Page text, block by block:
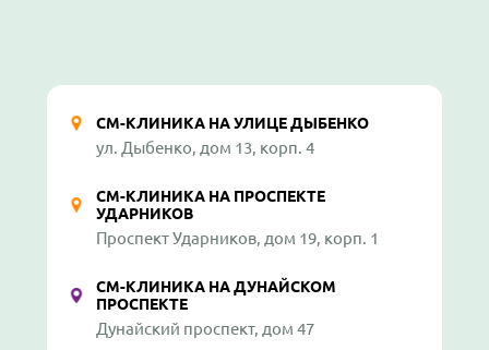
СМ-КЛИНИКА НА УЛИЦЕ ДЫБЕНКО
ул. Дыбенко, дом 13, корп. 4
СМ-КЛИНИКА НА ПРОСПЕКТЕ
УДАРНИКОВ
Проспект Ударников, дом 19, корп. 1
СМ-КЛИНИКА НА ДУНАЙСКОМ
ПРОСПЕКТЕ
Дунайский проспект, дом 47